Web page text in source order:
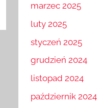
marzec 2025
luty 2025
styczeń 2025
grudzień 2024
listopad 2024
październik 2024